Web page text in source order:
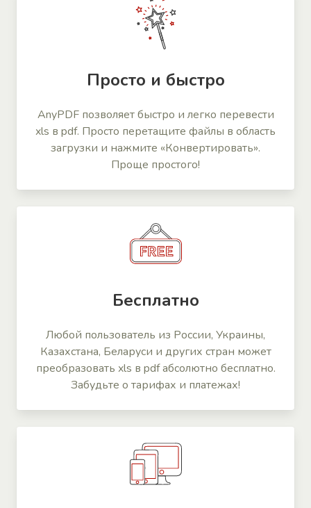
Просто и быстро
AnyPDF позволяет быстро и легко перевести
xls в pdf. Просто перетащите файлы в область
загрузки и нажмите «Конвертировать».
Проще простого!
Бесплатно
Любой пользователь из России, Украины,
Казахстана, Беларуси и других стран может
преобразовать xls в pdf абсолютно бесплатно.
Забудьте о тарифах и платежах!